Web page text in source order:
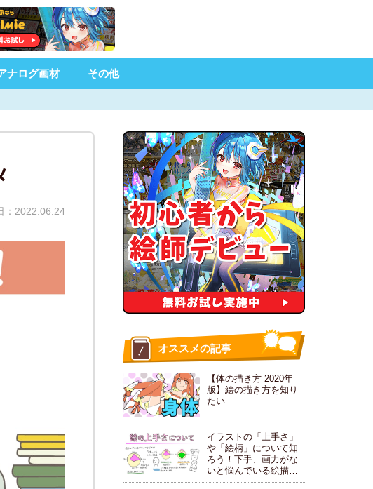
ナログ画材 その他
：2022.06.24
オススメの記事
【体の描き方 2020年
版】絵の描き方を知り
たい
イラストの「上手さ」
や「絵柄」について知
ろう！下手、画力がな
いと悩んでいる絵描き
さんにおすすめ！